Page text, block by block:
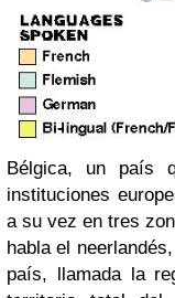
Bélgica, un país
instituciones
a su vez en tres
habla el
país, llamada la